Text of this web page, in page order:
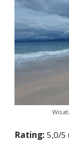
Rating: 5,0/5